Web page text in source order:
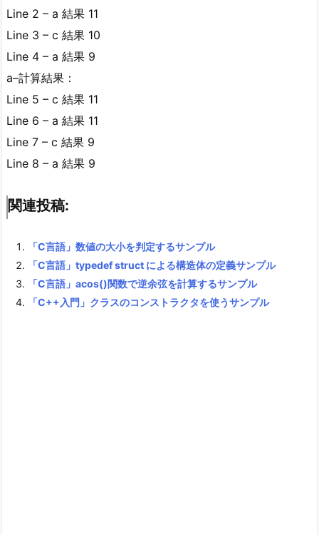
Line 2 – a 結果 11
Line 3 – c 結果 10
Line 4 – a 結果 9
a–計算結果：
Line 5 – c 結果 11
Line 6 – a 結果 11
Line 7 – c 結果 9
Line 8 – a 結果 9
関連投稿:
「C言語」数値の大小を判定するサンプル
「C言語」typedef struct による構造体の定義サンプル
「C言語」acos()関数で逆余弦を計算するサンプル
「C++入門」クラスのコンストラクタを使うサンプル